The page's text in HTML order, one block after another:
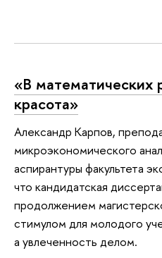
«В математических
красота»
Александр Карпов,
микроэкономического
аспирантуры факультета
что кандидатская
продолжением
стимулом для молодого
а увлеченность делом.